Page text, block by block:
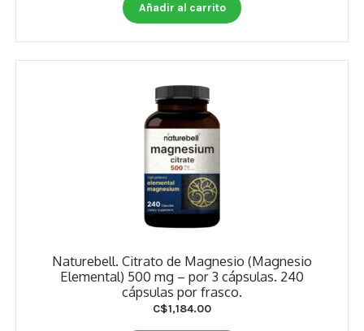
Añadir al carrito
Naturebell. Citrato de Magnesio (Magnesio
Elemental) 500 mg – por 3 cápsulas. 240
cápsulas por frasco.
C$1,184.00